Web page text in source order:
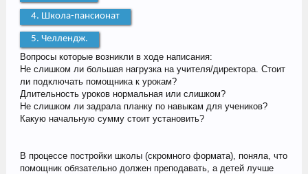
4. Школа-пансионат
5. Челлендж.
Вопросы которые возникли в ходе написания:
Не слишком ли большая нагрузка на учителя/директора. Стоит
ли подключать помощника к урокам?
Длительность уроков нормальная или слишком?
Не слишком ли задрала планку по навыкам для учеников?
Какую начальную сумму стоит установить?
В процессе постройки школы (скромного формата), поняла, что
помощник обязательно должен преподавать, а детей лучше